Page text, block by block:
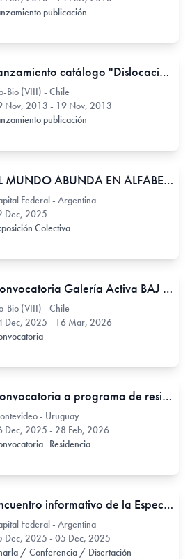
publicación
Lanzamiento catálogo "Dislocación" en Revista PLUS
Bio (VIII) - Chile
Nov, 2013 - 19 Nov, 2013
publicación
EL MUNDO ABUNDA EN ALFABETOS, Y NO TODOS NECESITAN SER TRADUCIDOS
Federal - Argentina
Dec, 2025
Colectiva
Convocatoria Galería Activa BAJ Biobío
Bio (VIII) - Chile
Dec, 2025 - 16 Mar, 2026
Convocatoria a programa de residencia artística
- Uruguay
Dec, 2025 - 28 Feb, 2026
Residencia
Encuentro informativo de la Especialización en Prácticas Artísticas Textiles Contemporáneas de la UNA.
Federal - Argentina
Dec, 2025 - 05 Dec, 2025
/ Conferencia / Disertación